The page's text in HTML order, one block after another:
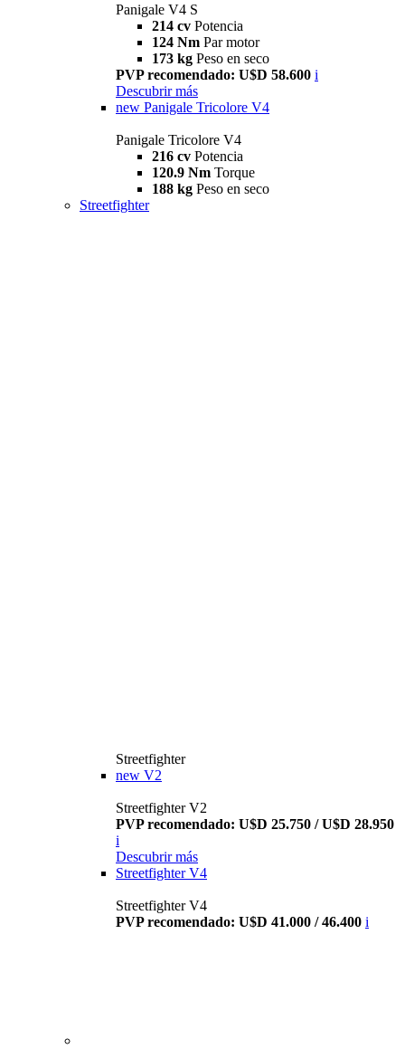
Panigale V4 S
214 cv Potencia
124 Nm Par motor
173 kg Peso en seco
PVP recomendado: U$D 58.600 i
Descubrir más
new Panigale Tricolore V4
Panigale Tricolore V4
216 cv Potencia
120.9 Nm Torque
188 kg Peso en seco
Streetfighter
Streetfighter
new V2
Streetfighter V2
PVP recomendado: U$D 25.750 / U$D 28.950
i
Descubrir más
Streetfighter V4
Streetfighter V4
PVP recomendado: U$D 41.000 / 46.400 i